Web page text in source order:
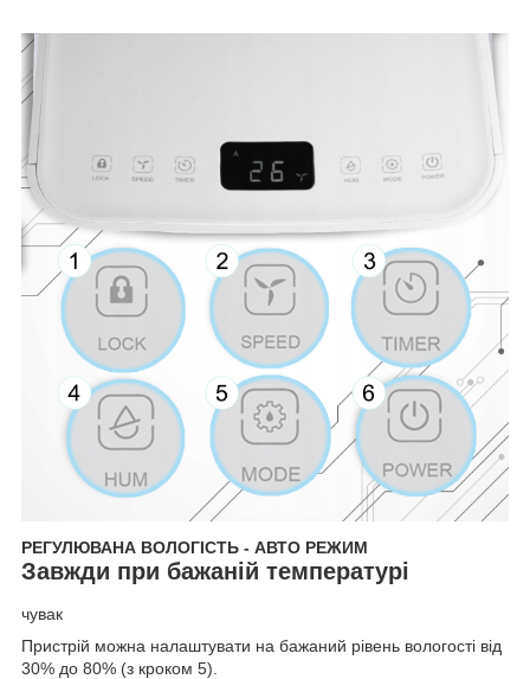
РЕГУЛЮВАНА ВОЛОГІСТЬ - АВТО РЕЖИМ
Завжди при бажаній температурі
чувак
Пристрій можна налаштувати на бажаний рівень вологості від
30% до 80% (з кроком 5).